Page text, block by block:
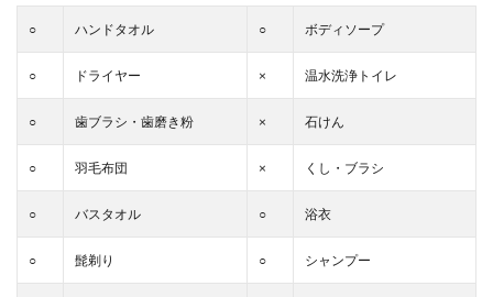
○ ハンドタオル ○ ボディソープ
○ ドライヤー × 温水洗浄トイレ
○ 歯ブラシ・歯磨き粉 × 石けん
○ 羽毛布団 × くし・ブラシ
○ バスタオル ○ 浴衣
○ 髭剃り ○ シャンプー